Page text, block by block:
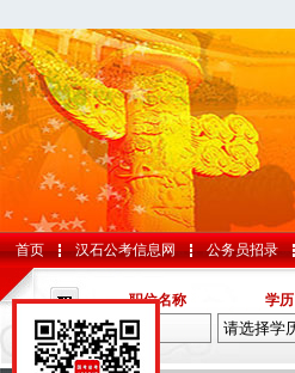
首页 汉石公考信息网 公务员招录
职位名称 学历